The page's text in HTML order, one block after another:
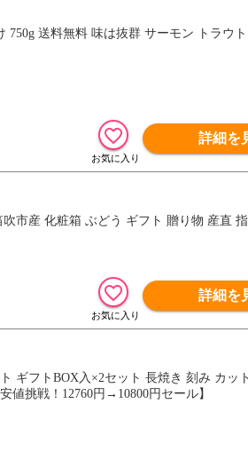
送料無料 味は抜群 サーモン トラウト
詳細を
市産 化粧箱 ぶどう ギフト 贈り物 産直
詳細を
ギフトBOX入×2セット 長焼き 刻み カッ
値挑戦！12760円→10800円セール】